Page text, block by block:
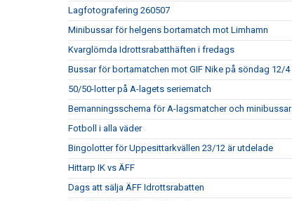
Lagfotografering 260507
Minibussar för helgens bortamatch mot Limhamn
Kvarglömda Idrottsrabatthäften i fredags
Bussar för bortamatchen mot GIF Nike på söndag 12/4
50/50-lotter på A-lagets seriematch
Bemanningsschema för A-lagsmatcher och minibussar
Fotboll i alla väder
Bingolotter för Uppesittarkvällen 23/12 är utdelade
Hittarp IK vs ÄFF
Dags att sälja ÄFF Idrottsrabatten